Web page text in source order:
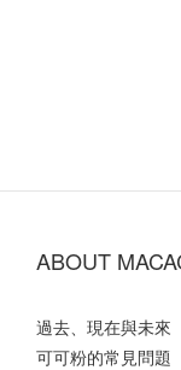
ABOUT
過去、現在與未來
可可粉的常見問題